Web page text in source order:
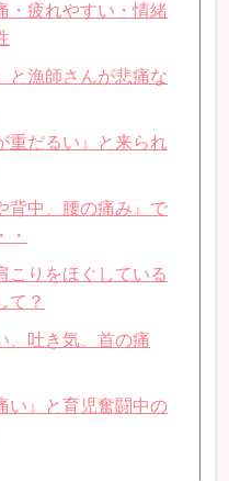
・疲れやすい・情緒
と漁師さんが悲痛な
重だるい』と来られ
背中、腰の痛み』で
・
こりをほぐしている
て？
、吐き気、首の痛
い』と育児奮闘中の